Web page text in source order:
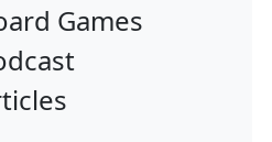
Games